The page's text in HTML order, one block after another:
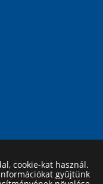
cookie-kat használ.
gyűjtünk